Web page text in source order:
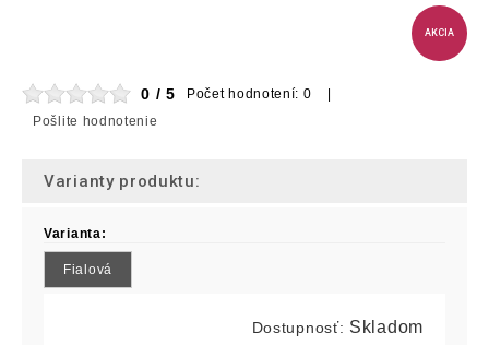
AKCIA
0 / 5
Počet hodnotení: 0 |
Pošlite hodnotenie
Varianty produktu:
Varianta:
Fialová
Dostupnosť: Skladom